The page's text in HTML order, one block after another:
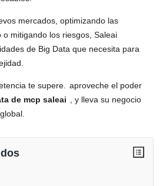
mercados, optimizando las
mitigando los riesgos, Saleai
de Big Data que necesita para
te supere.
aproveche el poder
de mcp saleai
, y lleva su negocio